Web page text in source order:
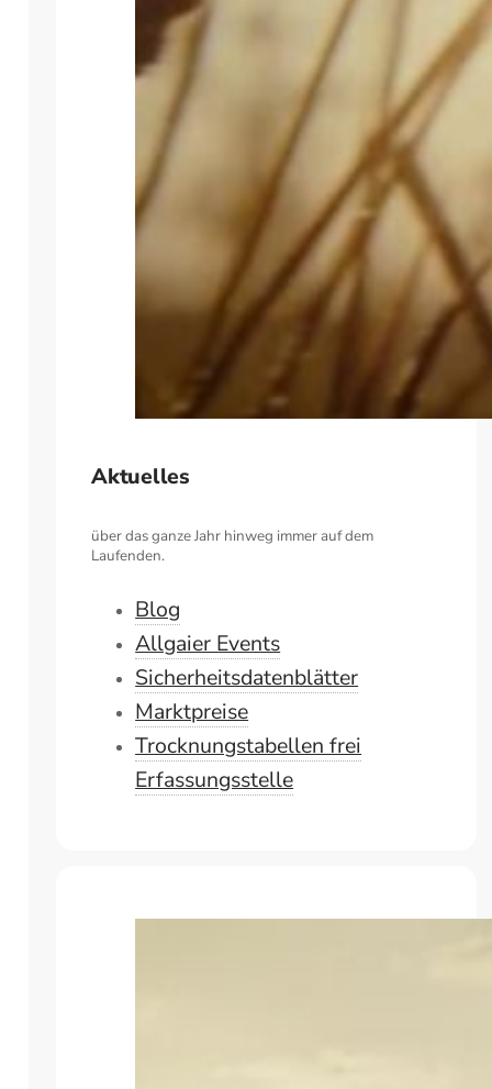
Aktuelles
über das ganze Jahr hinweg immer auf dem
Laufenden.
Blog
Allgaier Events
Sicherheitsdatenblätter
Marktpreise
Trocknungstabellen frei
Erfassungsstelle